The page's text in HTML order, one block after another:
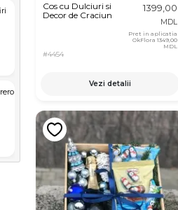
Cos cu Dulciuri si
Decor de Craciun
#4454
1399,00
MDL
Pret in aplicatia
OkFlora 1349,00
MDL
Vezi detalii